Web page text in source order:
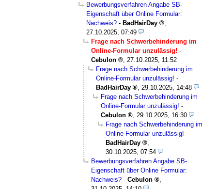
Bewerbungsverfahren Angabe SB-
Eigenschaft über Online Formular:
Nachweis? - BadHairDay
27.10.2025, 07:49
Frage nach Schwerbehinderung im
Online-Formular unzulässig! -
Cebulon
27.10.2025, 11:52
Frage nach Schwerbehinderung im
Online-Formular unzulässig! -
BadHairDay
29.10.2025, 14:48
Frage nach Schwerbehinderung im
Online-Formular unzulässig! -
Cebulon
29.10.2025, 16:30
Frage nach Schwerbehinderung im
Online-Formular unzulässig! -
BadHairDay
30.10.2025, 07:54
Bewerbungsverfahren Angabe SB-
Eigenschaft über Online Formular:
Nachweis? - Cebulon